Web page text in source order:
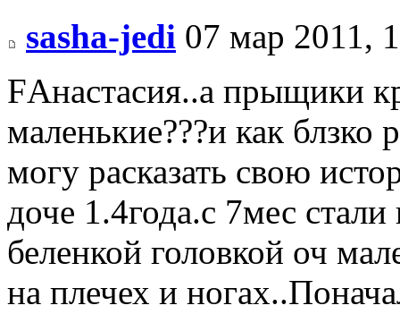
sasha-jedi 07 мар 2011,
FАнастасия..а прыщики
маленькие???и как блзко
могу расказать свою
доче 1.4года.с 7мес
беленкой головкой оч
на плечех и